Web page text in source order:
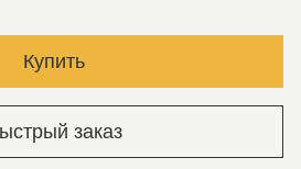
Купить
заказ